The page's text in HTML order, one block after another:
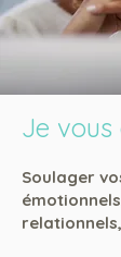
Je vous
Soulager